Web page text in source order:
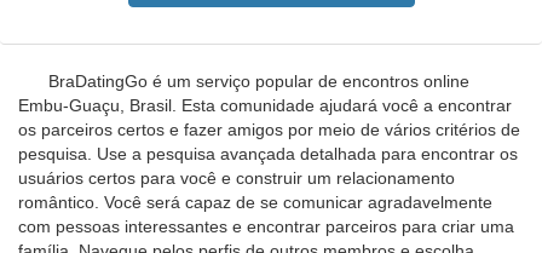
BraDatingGo é um serviço popular de encontros online
Embu-Guaçu, Brasil. Esta comunidade ajudará você a encontrar
os parceiros certos e fazer amigos por meio de vários critérios de
pesquisa. Use a pesquisa avançada detalhada para encontrar os
usuários certos para você e construir um relacionamento
romântico. Você será capaz de se comunicar agradavelmente
com pessoas interessantes e encontrar parceiros para criar uma